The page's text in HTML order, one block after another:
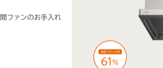
ファンのお手入れ